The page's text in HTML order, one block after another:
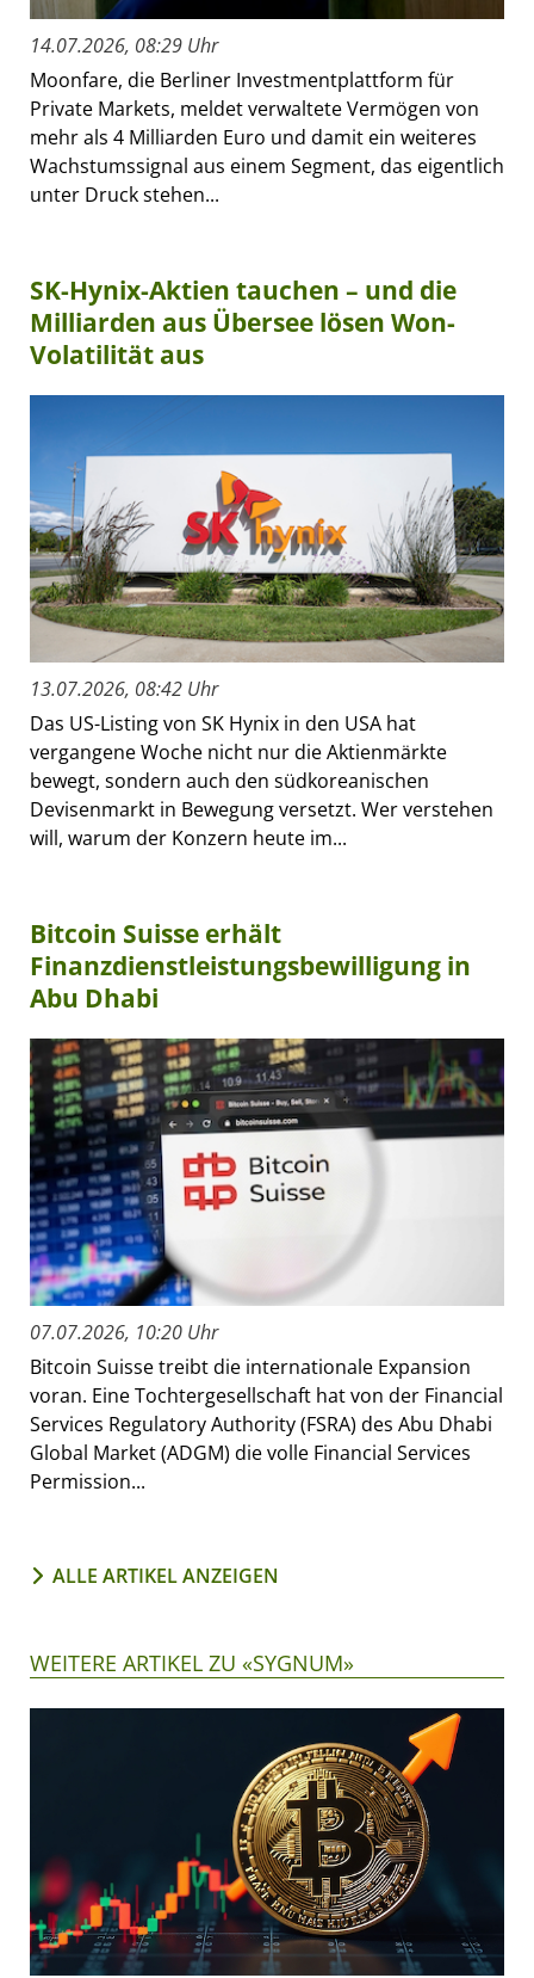
14.07.2026, 08:29 Uhr
Moonfare, die Berliner Investmentplattform für
Private Markets, meldet verwaltete Vermögen von
mehr als 4 Milliarden Euro und damit ein weiteres
Wachstumssignal aus einem Segment, das eigentlich
unter Druck stehen...
SK-Hynix-Aktien tauchen – und die
Milliarden aus Übersee lösen Won-
Volatilität aus
13.07.2026, 08:42 Uhr
Das US-Listing von SK Hynix in den USA hat
vergangene Woche nicht nur die Aktienmärkte
bewegt, sondern auch den südkoreanischen
Devisenmarkt in Bewegung versetzt. Wer verstehen
will, warum der Konzern heute im...
Bitcoin Suisse erhält
Finanzdienstleistungsbewilligung in
Abu Dhabi
07.07.2026, 10:20 Uhr
Bitcoin Suisse treibt die internationale Expansion
voran. Eine Tochtergesellschaft hat von der Financial
Services Regulatory Authority (FSRA) des Abu Dhabi
Global Market (ADGM) die volle Financial Services
Permission...
ALLE ARTIKEL ANZEIGEN
WEITERE ARTIKEL ZU «SYGNUM»